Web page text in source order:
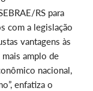
RS para
com a legislação
vantagens às
amplo de
nacional,
enfatiza o